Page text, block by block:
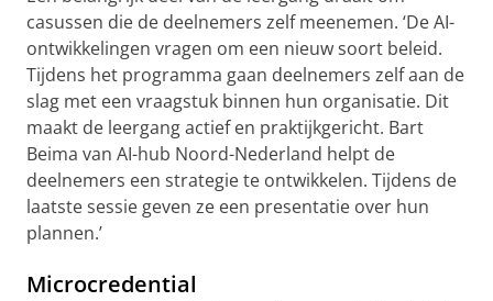
casussen die de deelnemers zelf meenemen. ‘De AI-
ontwikkelingen vragen om een nieuw soort beleid.
Tijdens het programma gaan deelnemers zelf aan de
slag met een vraagstuk binnen hun organisatie. Dit
maakt de leergang actief en praktijkgericht. Bart
Beima van AI-hub Noord-Nederland helpt de
deelnemers een strategie te ontwikkelen. Tijdens de
laatste sessie geven ze een presentatie over hun
plannen.’
Microcredential